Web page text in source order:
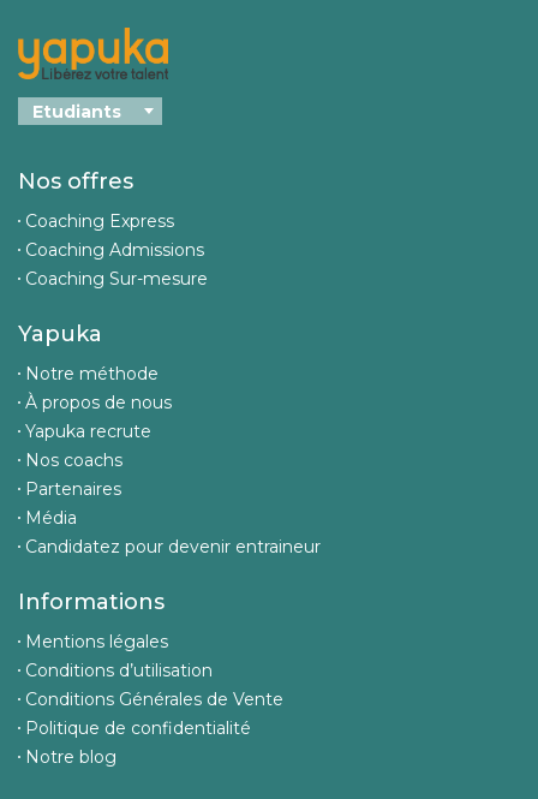
Nos offres
Coaching Express
Coaching Admissions
Coaching Sur-mesure
Yapuka
Notre méthode
À propos de nous
Yapuka recrute
Nos coachs
Partenaires
Média
Candidatez pour devenir entraineur
Informations
Mentions légales
Conditions d’utilisation
Conditions Générales de Vente
Politique de confidentialité
Notre blog